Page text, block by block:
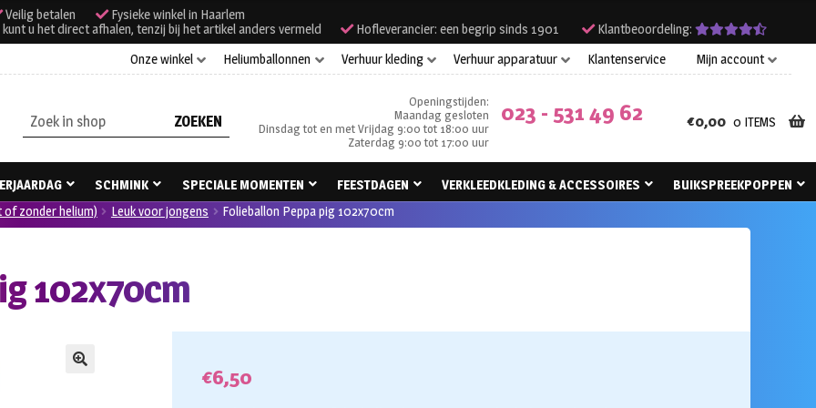
Veilig betalen
Fysieke winkel in Haarlem
u het direct afhalen, tenzij bij het artikel anders vermeld
Hofleverancier: een begrip sinds 1901
Klantbeoordeling:
Onze winkel
Heliumballonnen Verhuur kleding Verhuur apparatuur Klantenservice Mijn account
Zoeken
naar:
Openingstijden:
Maandag gesloten
Dinsdag tot en met Vrijdag 9:00 tot 18:00 uur
Zaterdag 9:00 tot 17:00 uur
023 - 531 49 62 €0,00 0 ITEMS
SCHMINK SPECIALE MOMENTEN FEESTDAGEN VERKLEEDKLEDING & ACCESSOIRES
BUIKSPREEKPOPPEN
of zonder helium) Leuk voor jongens Folieballon Peppa pig 102x70cm
102x70cm
€6,50